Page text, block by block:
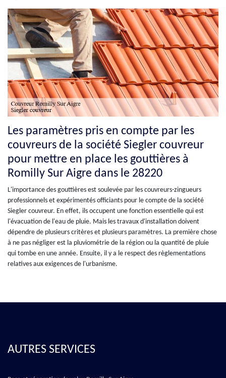
Les paramètres pris en compte par les
couvreurs de la société Siegler couvreur
pour mettre en place les gouttières à
Romilly Sur Aigre dans le 28220
L'importance des gouttières est soulevée par les couvreurs-zingueurs
professionnels et expérimentés officiants pour le compte de la société
Siegler couvreur. En effet, ils occupent une fonction essentielle qui est
l'évacuation de l'eau de pluie. Mais les travaux d'installation doivent
dépendre de plusieurs critères et plusieurs paramètres. La première chose
à ne pas négliger est la pluviométrie de la région ou la quantité de pluie
qui tombe en une année. Ensuite, il y a le respect des règlementations
relatives aux exigences de l'urbanisme.
AUTRES SERVICES